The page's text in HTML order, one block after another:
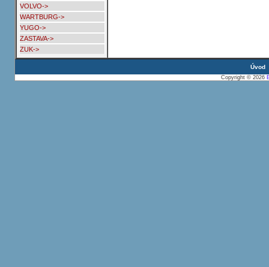
VOLVO->
WARTBURG->
YUGO->
ZASTAVA->
ZUK->
Úvod
Copyright © 2026